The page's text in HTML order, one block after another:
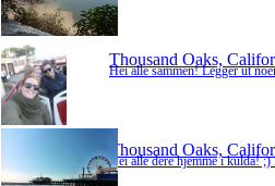
Thousand Oaks,
Thousand Oaks,